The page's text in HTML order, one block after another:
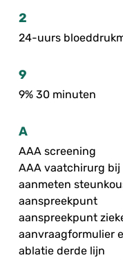
2
24-uurs
9
9% 30 minuten
A
AAA screening
AAA vaatchirurg bij
aanmeten
aanspreekpunt
aanspreekpunt
aanvraagformulier
ablatie derde lijn